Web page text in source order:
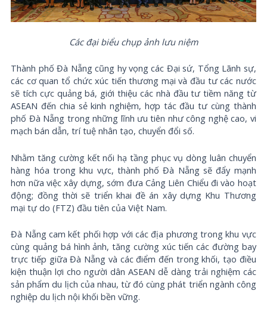
Các đại biểu chụp ảnh lưu niệm
Thành phố Đà Nẵng cũng hy vọng các Đại sứ, Tổng Lãnh sự,
các cơ quan tổ chức xúc tiến thương mại và đầu tư các nước
sẽ tích cực quảng bá, giới thiệu các nhà đầu tư tiềm năng từ
ASEAN đến chia sẻ kinh nghiệm, hợp tác đầu tư cùng thành
phố Đà Nẵng trong những lĩnh ưu tiên như công nghệ cao, vi
mạch bán dẫn, trí tuệ nhân tạo, chuyển đổi số.
Nhằm tăng cường kết nối hạ tầng phục vụ dòng luân chuyển
hàng hóa trong khu vực, thành phố Đà Nẵng sẽ đẩy mạnh
hơn nữa việc xây dựng, sớm đưa Cảng Liên Chiểu đi vào hoạt
động; đồng thời sẽ triển khai đề án xây dựng Khu Thương
mại tự do (FTZ) đầu tiên của Việt Nam.
Đà Nẵng cam kết phối hợp với các địa phương trong khu vực
cùng quảng bá hình ảnh, tăng cường xúc tiến các đường bay
trực tiếp giữa Đà Nẵng và các điểm đến trong khối, tạo điều
kiện thuận lợi cho người dân ASEAN dễ dàng trải nghiệm các
sản phẩm du lịch của nhau, từ đó cùng phát triển ngành công
nghiệp du lịch nội khối bền vững.